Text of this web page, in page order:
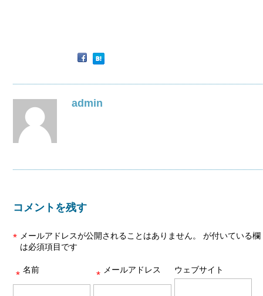
admin
コメントを残す
メールアドレスが公開されることはありません。
*
が付いている欄
は必須項目です
名前
* メールアドレス
* ウェブサイト